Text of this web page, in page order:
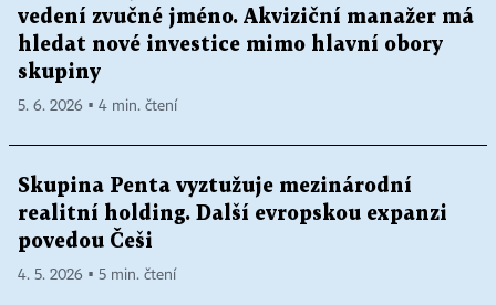
vedení zvučné jméno. Akviziční manažer má
hledat nové investice mimo hlavní obory
skupiny
5. 6. 2026 ▪ 4 min. čtení
Skupina Penta vyztužuje mezinárodní
realitní holding. Další evropskou expanzi
povedou Češi
4. 5. 2026 ▪ 5 min. čtení